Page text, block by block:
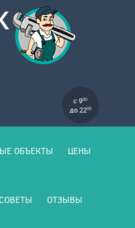
с 900
до 2200
ОБЪЕКТЫ ЦЕНЫ
ОТЗЫВЫ